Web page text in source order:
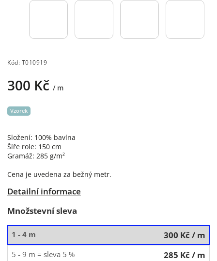
Kód: T010919
300 Kč / m
Složení: 100% bavlna
Šíře role: 150 cm
Gramáž: 285 g/m²
Cena je uvedena za bežný metr.
Detailní informace
Vzorek
Množstevní sleva
1 - 4 m 300 Kč/ m
5 - 9 m = sleva 5 % 285 Kč/ m